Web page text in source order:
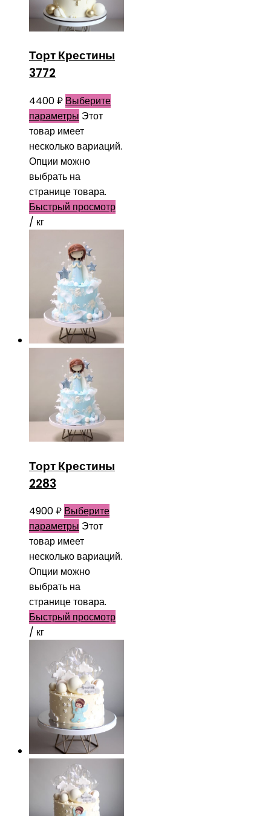
Торт Крестины
3772
4400₽ Выберите
параметры Этот
товар имеет
несколько вариаций.
Опции можно
выбрать на
странице товара.
Быстрый просмотр
/ кг
Торт Крестины
2283
4900₽ Выберите
параметры Этот
товар имеет
несколько вариаций.
Опции можно
выбрать на
странице товара.
Быстрый просмотр
/ кг